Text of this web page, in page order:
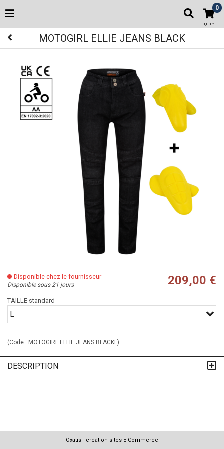
0
0,00 €
MOTOGIRL ELLIE JEANS BLACK
Disponible chez le fournisseur
Disponible sous 21 jours 209,00 €
TAILLE standard
L
(Code : MOTOGIRL ELLIE JEANS BLACKL)
DESCRIPTION
Oxatis - création sites E-Commerce